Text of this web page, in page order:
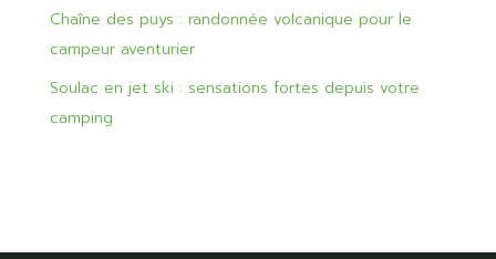
Chaîne des puys : randonnée volcanique pour le
campeur aventurier
Soulac en jet ski : sensations fortes depuis votre
camping